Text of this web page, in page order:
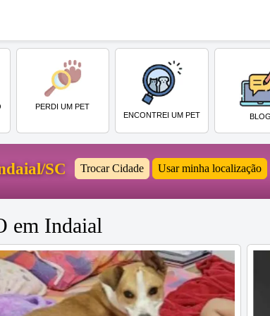
PERDI UM PET
ENCONTREI UM PET
BLOG
SC Trocar Cidade Usar minha localização
em Indaial